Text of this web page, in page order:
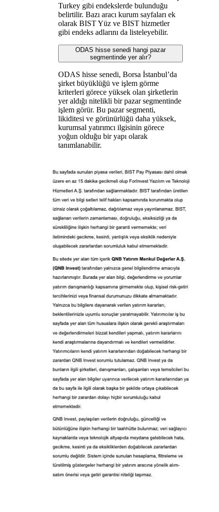
Turkey gibi endekslerde bulunduğu
belirtilir. Bazı aracı kurum sayfaları ek
olarak BIST Yüz ve BIST hizmetler
gibi endeks adlarını da listeleyebilir.
ODAS hisse senedi hangi pazar
segmentinde yer alır?
ODAS hisse senedi, Borsa İstanbul’da
şirket büyüklüğü ve işlem görme
kriterleri görece yüksek olan şirketlerin
yer aldığı nitelikli bir pazar segmentinde
işlem görür. Bu pazar segmenti,
likiditesi ve görünürlüğü daha yüksek,
kurumsal yatırımcı ilgisinin görece
yoğun olduğu bir yapı olarak
tanımlanabilir.